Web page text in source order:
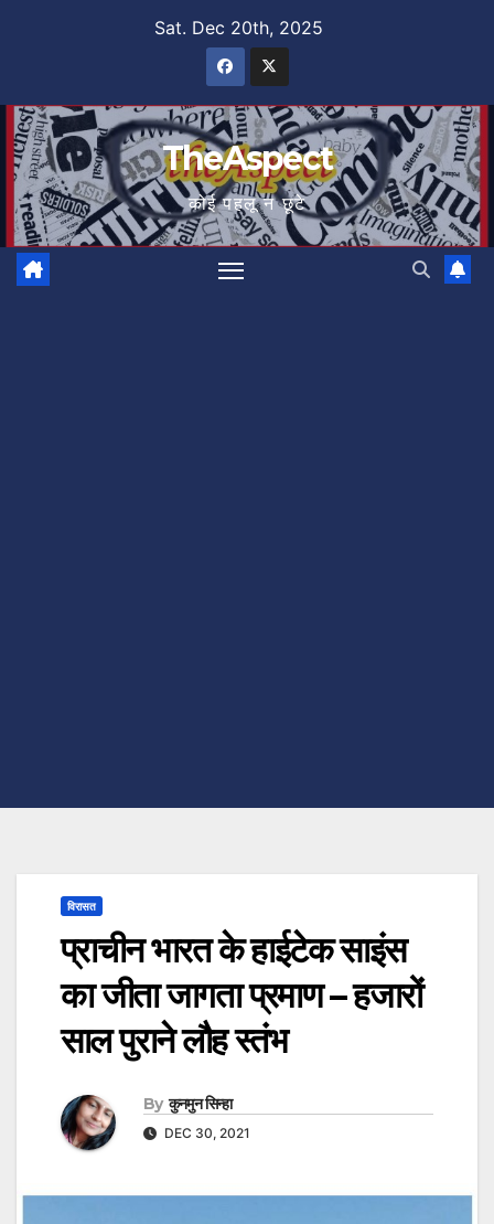
Sat. Dec 20th, 2025
TheAspect
कोई पहलू न छूटे
विरासत
प्राचीन भारत के हाईटेक साइंस
का जीता जागता प्रमाण – हजारों
साल पुराने लौह स्तंभ
By कुनमुन सिन्हा
DEC 30, 2021